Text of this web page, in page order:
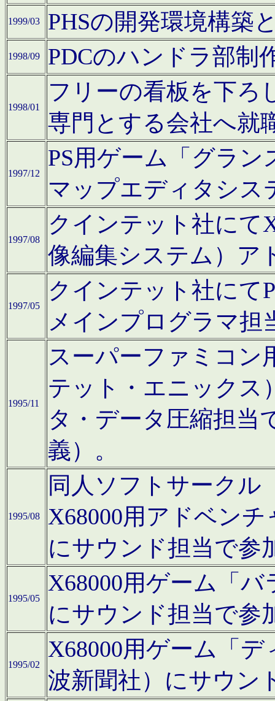
1999/03 PHSの開発環境構築
1998/09 PDCのハンドラ部制
1998/01
フリーの看板を下ろ
専門とする会社へ就
1997/12
PS用ゲーム「グラン
マップエディタシス
1997/08
クインテット社にて
像編集システム）ア
1997/05
クインテット社にて
メインプログラマ担
1995/11
スーパーファミコン
テット・エニックス
タ・データ圧縮担当
義）。
1995/08
同人ソフトサークル
X68000用アドベン
にサウンド担当で参
1995/05
X68000用ゲーム「
にサウンド担当で参
1995/02
X68000用ゲーム「
波新聞社）にサウン